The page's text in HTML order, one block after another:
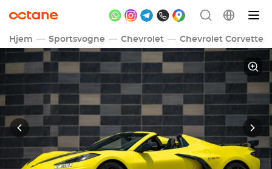
Hjem Sportsvogne Chevrolet Chevrolet Corvette